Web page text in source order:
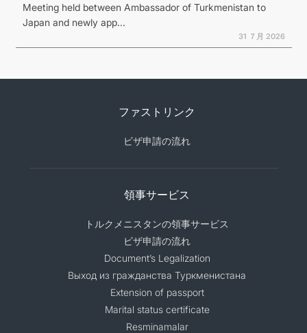
Meeting held between Ambassador of Turkmenistan to
Japan and newly app...
31 ７月 2026
ファストリンク
ビザ申請の流れ
領事サービス
トルクメニスタンの領事サービス
ビザ申請の流れ
Document’s Legalization
Выход из гражданства Туркменистана
Extension of passport
Marital status certificate
Resminamalar